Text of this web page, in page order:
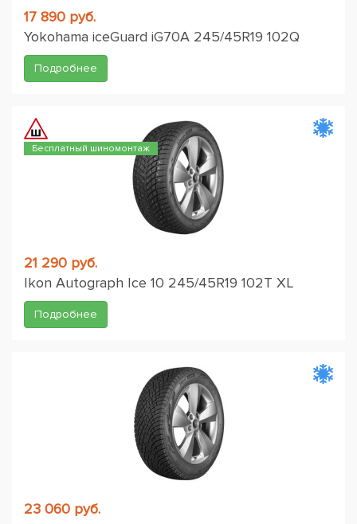
17 890 руб.
Yokohama iceGuard iG70A 245/45R19 102Q
Подробнее
Бесплатный шиномонтаж
21 290 руб.
Ikon Autograph Ice 10 245/45R19 102T XL
Подробнее
23 060 руб.